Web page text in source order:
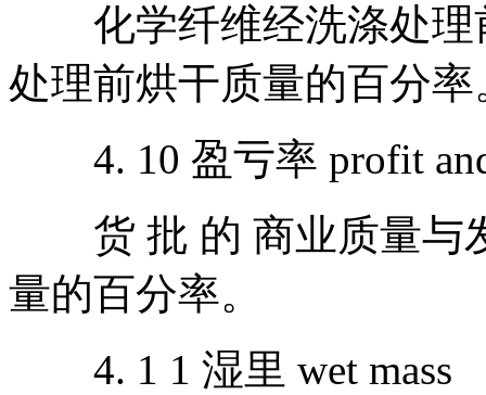
化学纤维经洗涤处理
处理前烘干质量的百分率
4. 10 盈亏率 profit
货 批 的 商业质量与
量的百分率。
4. 1 1 湿里 wet mass